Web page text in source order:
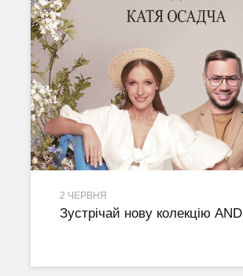
2 ЧЕРВНЯ
Зустрічай нову колекцію